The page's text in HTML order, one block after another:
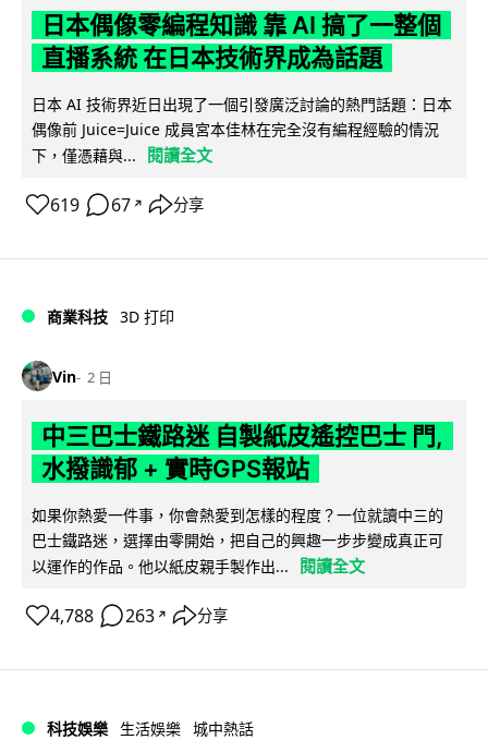
日本偶像零編程知識 靠 AI 搞了一整個
直播系統 在日本技術界成為話題
日本 AI 技術界近日出現了一個引發廣泛討論的熱門話題：日本
偶像前 Juice=Juice 成員宮本佳林在完全沒有編程經驗的情況
下，僅憑藉與...
閱讀全文
619 67 ↗ 分享
商業科技 3D 打印
Vin 2 日
中三巴士鐵路迷 自製紙皮遙控巴士 門,
水撥識郁 + 實時GPS報站
如果你熱愛一件事，你會熱愛到怎樣的程度？一位就讀中三的
巴士鐵路迷，選擇由零開始，把自己的興趣一步步變成真正可
以運作的作品。他以紙皮親手製作出...
閱讀全文
4,788 263 ↗ 分享
科技娛樂 生活娛樂 城中熱話